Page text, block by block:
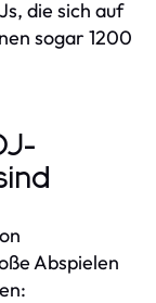
die sich auf
sogar 1200
Abspielen